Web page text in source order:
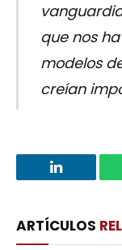
que nos
modelos
creían
LinkedIn
ARTÍCULOS